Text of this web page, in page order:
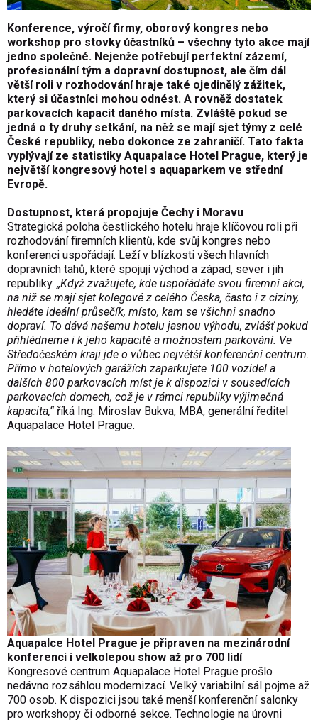
Konference, výročí firmy, oborový kongres nebo
workshop pro stovky účastníků – všechny tyto akce mají
jedno společné. Nejenže potřebují perfektní zázemí,
profesionální tým a dopravní dostupnost, ale čím dál
větší roli v rozhodování hraje také ojedinělý zážitek,
který si účastníci mohou odnést. A rovněž dostatek
parkovacích kapacit daného místa. Zvláště pokud se
jedná o ty druhy setkání, na něž se mají sjet týmy z celé
České republiky, nebo dokonce ze zahraničí. Tato fakta
vyplývají ze statistiky Aquapalace Hotel Prague, který je
největší kongresový hotel s aquaparkem ve střední
Evropě.
Dostupnost, která propojuje Čechy i Moravu
Strategická poloha čestlického hotelu hraje klíčovou roli při
rozhodování firemních klientů, kde svůj kongres nebo
konferenci uspořádají. Leží v blízkosti všech hlavních
dopravních tahů, které spojují východ a západ, sever i jih
republiky. „Když zvažujete, kde uspořádáte svou firemní akci,
na niž se mají sjet kolegové z celého Česka, často i z ciziny,
hledáte ideální průsečík, místo, kam se všichni snadno
dopraví. To dává našemu hotelu jasnou výhodu, zvlášť pokud
přihlédneme i k jeho kapacitě a možnostem parkování. Ve
Středočeském kraji jde o vůbec největší konferenční centrum.
Přímo v hotelových garážích zaparkujete 100 vozidel a
dalších 800 parkovacích míst je k dispozici v sousedících
parkovacích domech, což je v rámci republiky výjimečná
kapacita,“ říká Ing. Miroslav Bukva, MBA, generální ředitel
Aquapalace Hotel Prague.
Aquapalce Hotel Prague je připraven na mezinárodní
konferenci i velkolepou show až pro 700 lidí
Kongresové centrum Aquapalace Hotel Prague prošlo
nedávno rozsáhlou modernizací. Velký variabilní sál pojme až
700 osob. K dispozici jsou také menší konferenční salonky
pro workshopy či odborné sekce. Technologie na úrovni